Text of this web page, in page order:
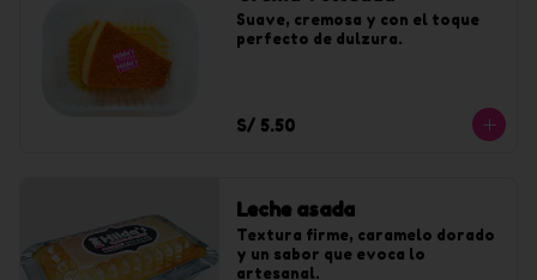
Suave, cremosa y con el toque
perfecto de dulzura.
S/ 5.50
Leche asada
Textura firme, caramelo dorado
y un sabor que evoca lo
artesanal.